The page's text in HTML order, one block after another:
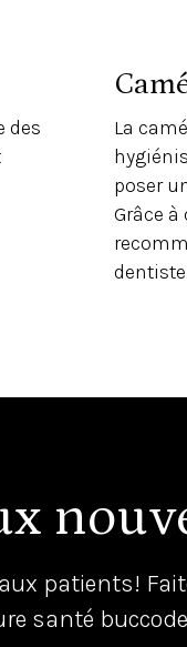
des
La
poser
Grâce
dentiste.
patients!
santé